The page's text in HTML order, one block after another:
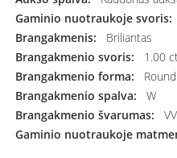
Gaminio nuotraukoje svoris:
Brangakmenis:
Briliantas
Brangakmenio svoris:
1.00
Brangakmenio forma:
Round
Brangakmenio spalva:
W
Brangakmenio švarumas:
Gaminio nuotraukoje